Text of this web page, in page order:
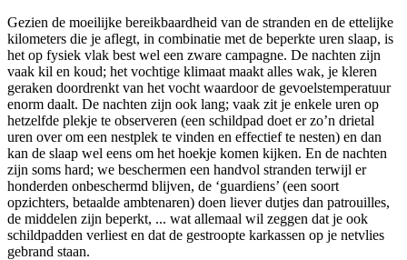
Gezien de moeilijke bereikbaardheid van de stranden en de ettelijke
kilometers die je aflegt, in combinatie met de beperkte uren slaap, is
het op fysiek vlak best wel een zware campagne. De nachten zijn
vaak kil en koud; het vochtige klimaat maakt alles wak, je kleren
geraken doordrenkt van het vocht waardoor de gevoelstemperatuur
enorm daalt. De nachten zijn ook lang; vaak zit je enkele uren op
hetzelfde plekje te observeren (een schildpad doet er zo’n drietal
uren over om een nestplek te vinden en effectief te nesten) en dan
kan de slaap wel eens om het hoekje komen kijken. En de nachten
zijn soms hard; we beschermen een handvol stranden terwijl er
honderden onbeschermd blijven, de ‘guardiens’ (een soort
opzichters, betaalde ambtenaren) doen liever dutjes dan patrouilles,
de middelen zijn beperkt, ... wat allemaal wil zeggen dat je ook
schildpadden verliest en dat de gestroopte karkassen op je netvlies
gebrand staan.